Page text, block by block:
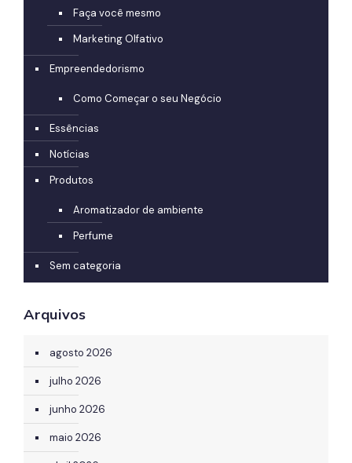
Faça você mesmo
Marketing Olfativo
Empreendedorismo
Como Começar o seu Negócio
Essências
Notícias
Produtos
Aromatizador de ambiente
Perfume
Sem categoria
Arquivos
agosto 2026
julho 2026
junho 2026
maio 2026